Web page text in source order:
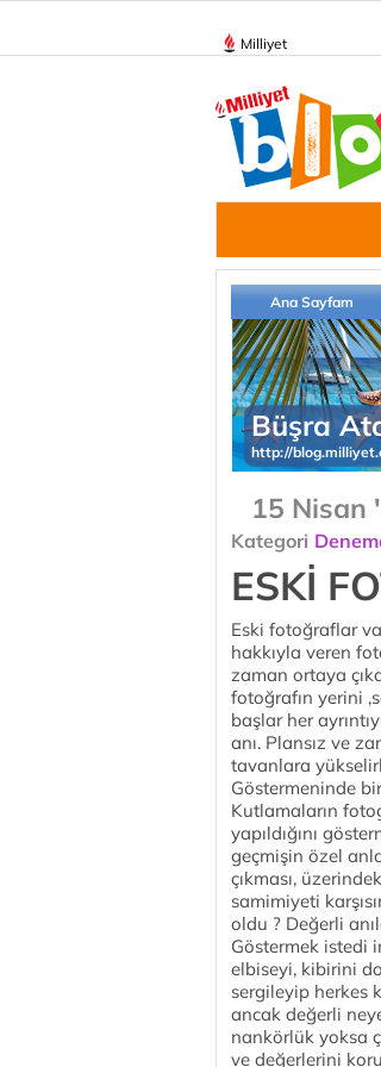
Milliyet
Ana Sayfam
Büşra
http://
15 Nisan
Kategori
ESKİ
Eski fotoğraflar
hakkıyla veren
zaman ortaya
fotoğrafın yerini
başlar her
anı. Plansız ve
tavanlara
Göstermeninde
Kutlamaların
yapıldığını
geçmişin özel
çıkması,
samimiyeti
oldu ? Değerli
Göstermek istedi
elbiseyi, kibirini
sergileyip herkes
ancak değerli
nankörlük yoksa
ve değerlerini